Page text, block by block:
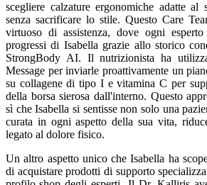
scegliere calzature ergonomiche adatte
senza sacrificare lo stile. Questo Care
virtuoso di assistenza, dove ogni
progressi di Isabella grazie allo storico
StrongBody AI. Il nutrizionista ha
Message per inviarle proattivamente un
su collagene di tipo I e vitamina C per
della borsa sierosa dall'interno. Questo
sì che Isabella si sentisse non solo una
curata in ogni aspetto della sua vita,
legato al dolore fisico.
Un altro aspetto unico che Isabella ha
di acquistare prodotti di supporto